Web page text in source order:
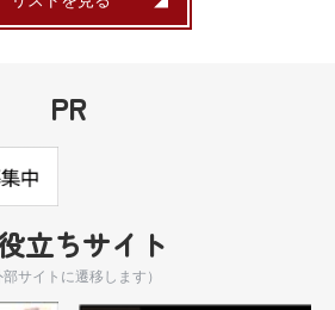
PR
立ちサイト
部サイトに遷移します）